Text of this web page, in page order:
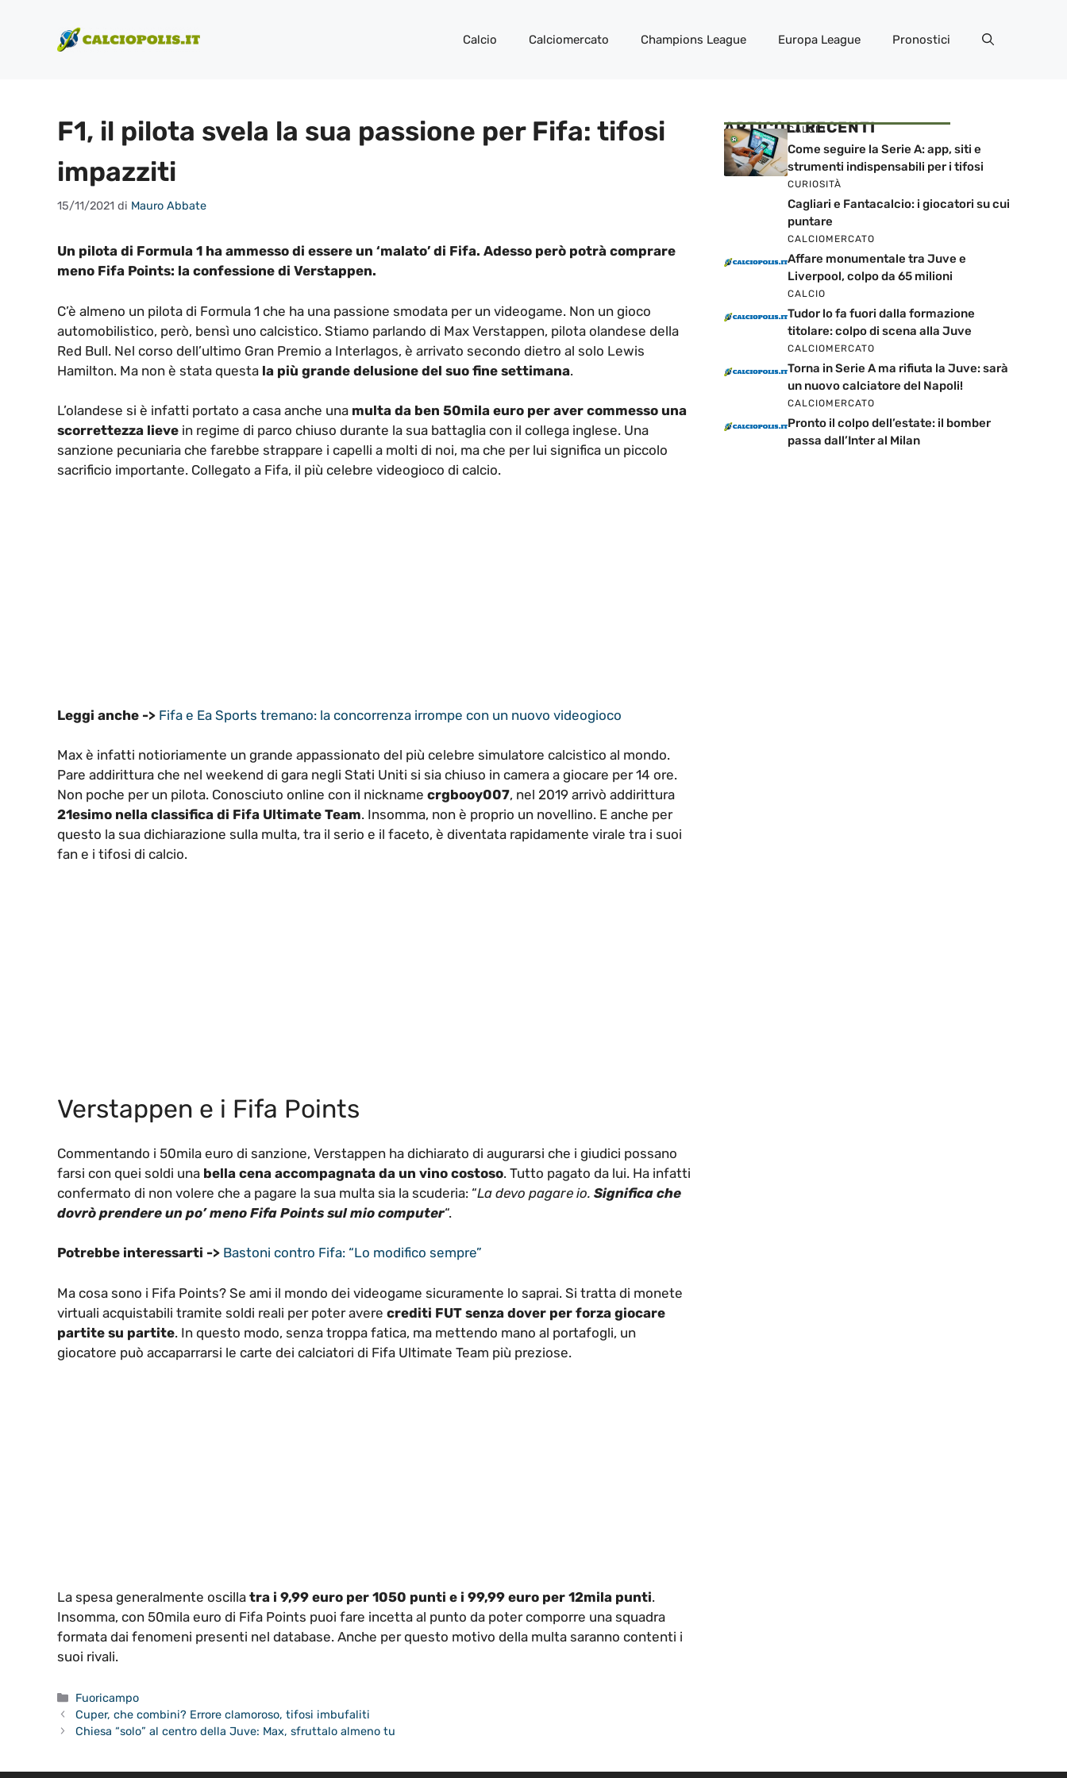
contenuto
Calcio Calciomercato Champions League Europa League Pronostici
F1, il pilota svela la sua passione per Fifa: tifosi
impazziti
15/11/2021 di Mauro Abbate
Un pilota di Formula 1 ha ammesso di essere un ‘malato’ di Fifa. Adesso però potrà comprare
meno Fifa Points: la confessione di Verstappen.
C’è almeno un pilota di Formula 1 che ha una passione smodata per un videogame. Non un gioco
automobilistico, però, bensì uno calcistico. Stiamo parlando di Max Verstappen, pilota olandese della
Red Bull. Nel corso dell’ultimo Gran Premio a Interlagos, è arrivato secondo dietro al solo Lewis
Hamilton. Ma non è stata questa la più grande delusione del suo fine settimana.
L’olandese si è infatti portato a casa anche una multa da ben 50mila euro per aver commesso una
scorrettezza lieve in regime di parco chiuso durante la sua battaglia con il collega inglese. Una
sanzione pecuniaria che farebbe strappare i capelli a molti di noi, ma che per lui significa un piccolo
sacrificio importante. Collegato a Fifa, il più celebre videogioco di calcio.
Leggi anche -> Fifa e Ea Sports tremano: la concorrenza irrompe con un nuovo videogioco
Max è infatti notioriamente un grande appassionato del più celebre simulatore calcistico al mondo.
Pare addirittura che nel weekend di gara negli Stati Uniti si sia chiuso in camera a giocare per 14 ore.
Non poche per un pilota. Conosciuto online con il nickname crgbooy007, nel 2019 arrivò addirittura
21esimo nella classifica di Fifa Ultimate Team. Insomma, non è proprio un novellino. E anche per
questo la sua dichiarazione sulla multa, tra il serio e il faceto, è diventata rapidamente virale tra i suoi
fan e i tifosi di calcio.
Verstappen e i Fifa Points
Commentando i 50mila euro di sanzione, Verstappen ha dichiarato di augurarsi che i giudici possano
farsi con quei soldi una bella cena accompagnata da un vino costoso. Tutto pagato da lui. Ha infatti
confermato di non volere che a pagare la sua multa sia la scuderia: “La devo pagare io. Significa che
dovrò prendere un po’ meno Fifa Points sul mio computer“.
Potrebbe interessarti -> Bastoni contro Fifa: “Lo modifico sempre”
Ma cosa sono i Fifa Points? Se ami il mondo dei videogame sicuramente lo saprai. Si tratta di monete
virtuali acquistabili tramite soldi reali per poter avere crediti FUT senza dover per forza giocare
partite su partite. In questo modo, senza troppa fatica, ma mettendo mano al portafogli, un
giocatore può accaparrarsi le carte dei calciatori di Fifa Ultimate Team più preziose.
La spesa generalmente oscilla tra i 9,99 euro per 1050 punti e i 99,99 euro per 12mila punti.
Insomma, con 50mila euro di Fifa Points puoi fare incetta al punto da poter comporre una squadra
formata dai fenomeni presenti nel database. Anche per questo motivo della multa saranno contenti i
suoi rivali.
Categorie
Fuoricampo
Cuper, che combini? Errore clamoroso, tifosi imbufaliti
Chiesa “solo” al centro della Juve: Max, sfruttalo almeno tu
ARTICOLI RECENTI
CALCIO
Come seguire la Serie A: app, siti e
strumenti indispensabili per i tifosi
CURIOSITÀ
Cagliari e Fantacalcio: i giocatori su cui
puntare
CALCIOMERCATO
Affare monumentale tra Juve e
Liverpool, colpo da 65 milioni
CALCIO
Tudor lo fa fuori dalla formazione
titolare: colpo di scena alla Juve
CALCIOMERCATO
Torna in Serie A ma rifiuta la Juve: sarà
un nuovo calciatore del Napoli!
CALCIOMERCATO
Pronto il colpo dell’estate: il bomber
passa dall’Inter al Milan